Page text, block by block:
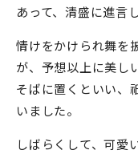
あって、清盛に進言
情けをかけられ舞を
が、予想以上に美し
そばに置くといい、
いました。
しばらくして、可愛